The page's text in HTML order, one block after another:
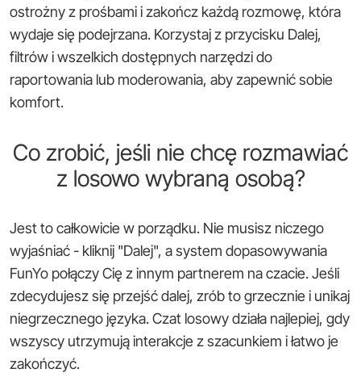
ostrożny z prośbami i zakończ każdą rozmowę, która
wydaje się podejrzana. Korzystaj z przycisku Dalej,
filtrów i wszelkich dostępnych narzędzi do
raportowania lub moderowania, aby zapewnić sobie
komfort.
Co zrobić, jeśli nie chcę rozmawiać
z losowo wybraną osobą?
Jest to całkowicie w porządku. Nie musisz niczego
wyjaśniać - kliknij "Dalej", a system dopasowywania
FunYo połączy Cię z innym partnerem na czacie. Jeśli
zdecydujesz się przejść dalej, zrób to grzecznie i unikaj
niegrzecznego języka. Czat losowy działa najlepiej, gdy
wszyscy utrzymują interakcje z szacunkiem i łatwo je
zakończyć.